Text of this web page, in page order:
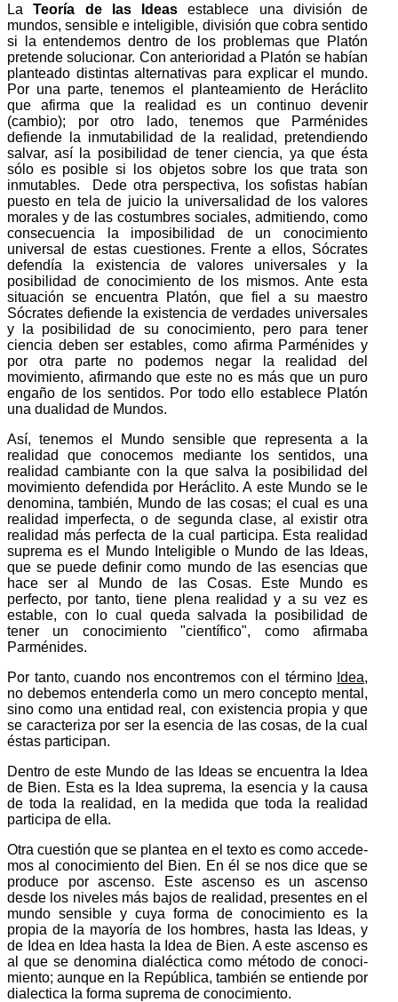
LaTeoría de las Ideas establece una división de
mundos, sensible e inteligible, división que cobra sentido
si la enten­demos dentro de los problemas que Platón
pretende solu­cionar. Con anteriori­dad a Platón se habían
planteado distin­tas alter­nativas para explicar el mundo.
Por una parte, tene­mos el plan­teamiento de Heráclito
que afirma que la realidad es un conti­nuo devenir
(cambio); por otro lado, tenemos que Parméni­des
defiende la inmuta­bilidad de la realidad, preten­diendo
salvar, así la posibilidad de tener ciencia, ya que ésta
sólo es posi­ble si los objetos sobre los que trata son
inmutables. Dede otra perspectiva, los sofistas habían
puesto en tela de juicio la universali­dad de los valores
morales y de las cos­tumbres sociales, admitiendo, como
conse­cuen­cia la imposibili­dad de un conocimiento
universal de estas cues­tio­nes. Frente a ellos, Sócrates
defendía la existencia de valo­res univer­sales y la
posibilidad de conoci­miento de los mis­mos. Ante esta
situación se encuentra Platón, que fiel a su maestro
Sócrates defiende la existencia de verda­des universa­les
y la posibili­dad de su conocimiento, pero para tener
ciencia deben ser estables, como afirma Parménides y
por otra parte no podemos negar la realidad del
movimiento, afirmando que este no es más que un puro
engaño de los sentidos. Por todo ello establece Platón
una dualidad de Mundos.
Así, tenemos el Mundo sensible que representa a la
reali­dad que conocemos mediante los sentidos, una
realidad cambian­te con la que salva la posibilidad del
movimiento defen­dida por Herá­clito. A este Mundo se le
denomina, también, Mundo de las cosas; el cual es una
realidad imperfecta, o de segunda clase, al existir otra
realidad más perfecta de la cual parti­cipa. Esta realidad
suprema es el Mundo Inteligible o Mundo de las Ideas,
que se puede definir como mundo de las esencias que
hace ser al Mundo de las Cosas. Este Mundo es
perfecto, por tanto, tiene plena realidad y a su vez es
estable, con lo cual queda salvada la posibilidad de
tener un conocimiento "cientí­fico", como afirmaba
Parménides.
Por tanto, cuando nos encontremos con el término Idea,
no debemos entenderla como un mero concepto mental,
sino como una entidad real, con existencia propia y que
se caracteriza por ser la esencia de las cosas, de la cual
éstas participan.
Dentro de este Mundo de las Ideas se encuentra la Idea
de Bien. Esta es la Idea suprema, la esencia y la causa
de toda la realidad, en la medida que toda la realidad
participa de ella.
Otra cuestión que se plantea en el texto es como accede­
mos al conocimiento del Bien. En él se nos dice que se
produce por ascenso. Este ascenso es un ascenso
desde los niveles más bajos de realidad, presentes en el
mundo sensible y cuya forma de conocimiento es la
propia de la mayoría de los hombres, hasta las Ideas, y
de Idea en Idea hasta la Idea de Bien. A este ascenso es
al que se denomina dialéctica como método de conoci­
miento; aunque en la República, también se entiende por
dia­lectica la forma suprema de conocimiento.